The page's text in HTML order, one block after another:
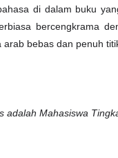
di dalam buku
bercengkrama
arab bebas dan penuh
adalah Mahasiswa